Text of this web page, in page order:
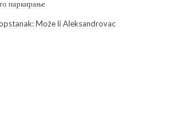
паркирање
Može li Aleksandrovac